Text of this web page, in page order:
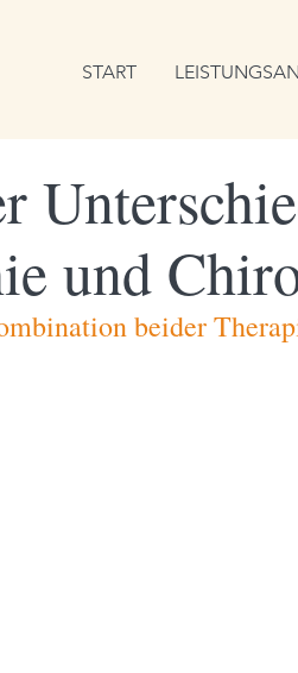
START
und
beider